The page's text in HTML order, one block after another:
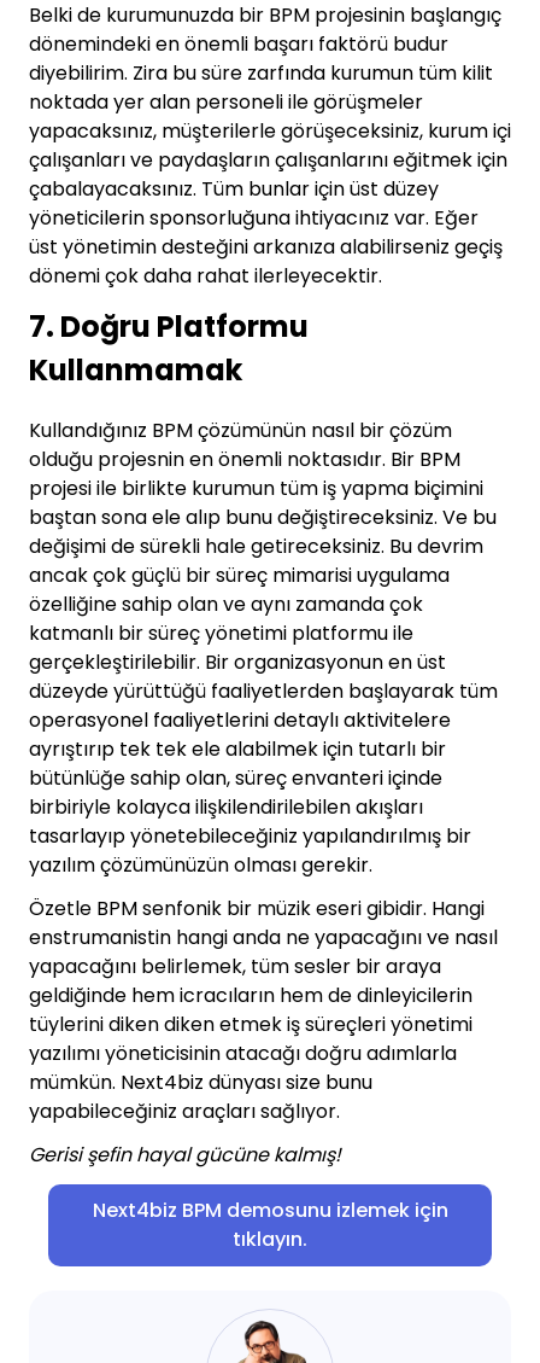
Belki de kurumunuzda bir BPM projesinin başlangıç
dönemindeki en önemli başarı faktörü budur
diyebilirim. Zira bu süre zarfında kurumun tüm kilit
noktada yer alan personeli ile görüşmeler
yapacaksınız, müşterilerle görüşeceksiniz, kurum içi
çalışanları ve paydaşların çalışanlarını eğitmek için
çabalayacaksınız. Tüm bunlar için üst düzey
yöneticilerin sponsorluğuna ihtiyacınız var. Eğer
üst yönetimin desteğini arkanıza alabilirseniz geçiş
dönemi çok daha rahat ilerleyecektir.
7. Doğru Platformu
Kullanmamak
Kullandığınız BPM çözümünün nasıl bir çözüm
olduğu projesnin en önemli noktasıdır. Bir BPM
projesi ile birlikte kurumun tüm iş yapma biçimini
baştan sona ele alıp bunu değiştireceksiniz. Ve bu
değişimi de sürekli hale getireceksiniz. Bu devrim
ancak çok güçlü bir süreç mimarisi uygulama
özelliğine sahip olan ve aynı zamanda çok
katmanlı bir süreç yönetimi platformu ile
gerçekleştirilebilir. Bir organizasyonun en üst
düzeyde yürüttüğü faaliyetlerden başlayarak tüm
operasyonel faaliyetlerini detaylı aktivitelere
ayrıştırıp tek tek ele alabilmek için tutarlı bir
bütünlüğe sahip olan, süreç envanteri içinde
birbiriyle kolayca ilişkilendirilebilen akışları
tasarlayıp yönetebileceğiniz yapılandırılmış bir
yazılım çözümünüzün olması gerekir.
Özetle BPM senfonik bir müzik eseri gibidir. Hangi
enstrumanistin hangi anda ne yapacağını ve nasıl
yapacağını belirlemek, tüm sesler bir araya
geldiğinde hem icracıların hem de dinleyicilerin
tüylerini diken diken etmek iş süreçleri yönetimi
yazılımı yöneticisinin atacağı doğru adımlarla
mümkün. Next4biz dünyası size bunu
yapabileceğiniz araçları sağlıyor.
Gerisi şefin hayal gücüne kalmış!
Next4biz BPM demosunu izlemek için
tıklayın.